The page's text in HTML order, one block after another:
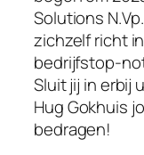
Solutions
zichzelf richt
bedrijfstop-
Sluit jij in erbij
Hug Gokhuis
bedragen!